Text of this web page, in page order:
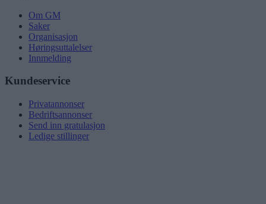
Om GM
Saker
Organisasjon
Høringsuttalelser
Innmelding
Kundeservice
Privatannonser
Bedriftsannonser
Send inn gratulasjon
Ledige stillinger